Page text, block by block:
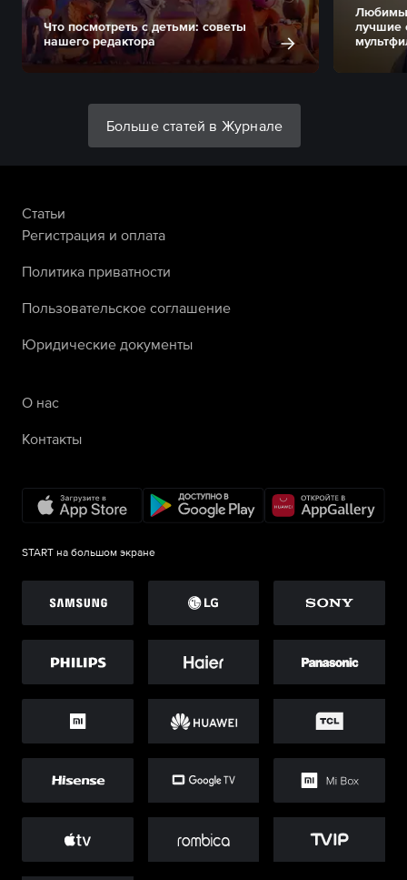
Что посмотреть с детьми: советы
нашего редактора
лучшие
Больше статей в Журнале
Статьи
Регистрация и оплата
Политика приватности
Пользовательское соглашение
Юридические документы
О нас
Контакты
START на большом экране